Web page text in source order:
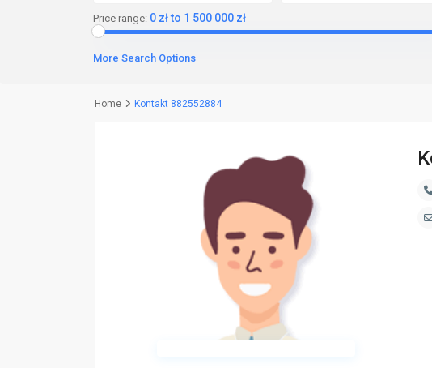
Price range: 0 zł to 1 500 000 zł
More Search Options
Home Kontakt 882552884